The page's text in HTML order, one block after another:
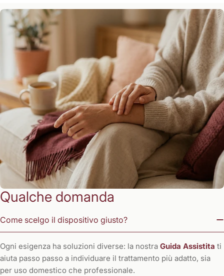
Qualche domanda
Come scelgo il dispositivo giusto?
Ogni esigenza ha soluzioni diverse: la nostra Guida Assistita ti
aiuta passo passo a individuare il trattamento più adatto, sia
per uso domestico che professionale.